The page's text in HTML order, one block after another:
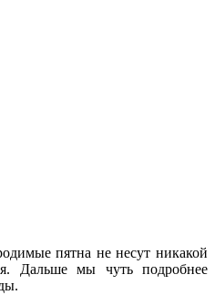
пятна не несут никакой
Дальше мы чуть подробнее